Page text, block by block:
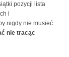
pozycji lista
i
nigdy nie musieć
nie tracąc